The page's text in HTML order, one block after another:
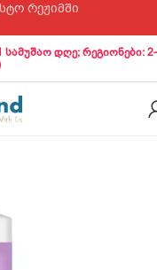
რეჟიმში
დღე; რეგიონები: 2-